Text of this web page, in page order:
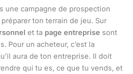
une campagne de prospection
ton terrain de jeu. Sur
et ta page entreprise sont
Pour un acheteur, c’est la
aura de ton entreprise. Il doit
qui tu es, ce que tu vends, et